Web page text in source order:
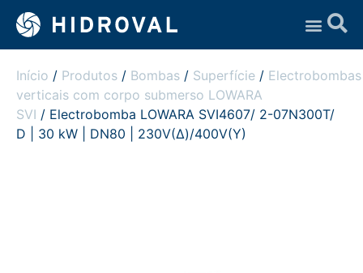
Início / Produtos / Bombas / Superfície / Electrobombas
verticais com corpo submerso LOWARA
SVI / Electrobomba LOWARA SVI4607/ 2-07N300T/
D | 30 kW | DN80 | 230V(Δ)/400V(Y)